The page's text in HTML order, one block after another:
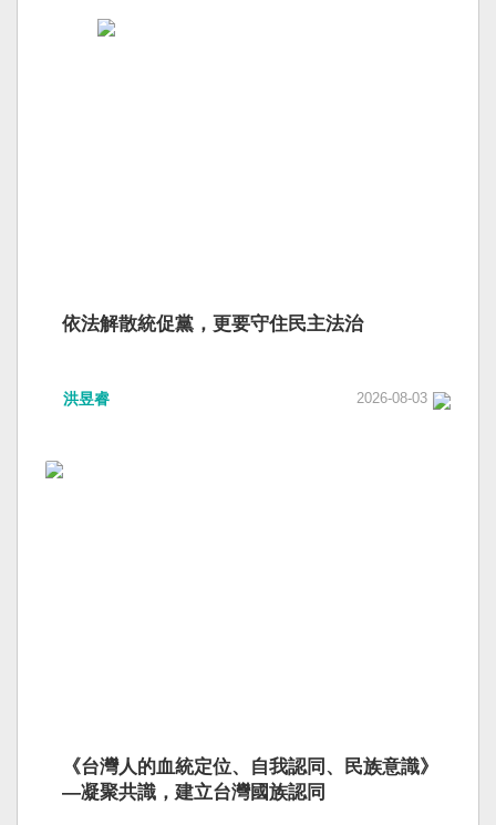
依法解散統促黨，更要守住民主法治
洪昱睿 2026-08-03
《台灣人的血統定位、自我認同、民族意識》
—凝聚共識，建立台灣國族認同